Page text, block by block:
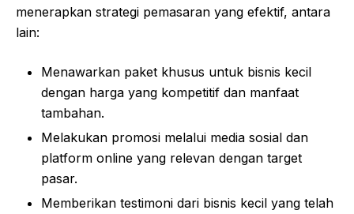
menerapkan strategi pemasaran yang efektif, antara
lain:
Menawarkan paket khusus untuk bisnis kecil
dengan harga yang kompetitif dan manfaat
tambahan.
Melakukan promosi melalui media sosial dan
platform online yang relevan dengan target
pasar.
Memberikan testimoni dari bisnis kecil yang telah